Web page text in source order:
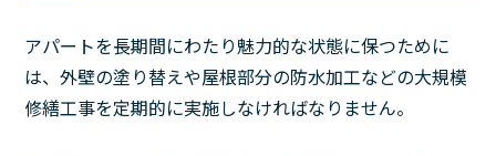
アパートを長期間にわたり魅力的な状態に保つために
は、外壁の塗り替えや屋根部分の防水加工などの大規模
修繕工事を定期的に実施しなければなりません。